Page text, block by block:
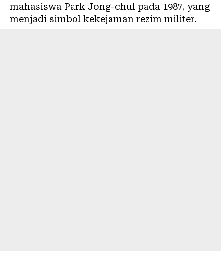
mahasiswa Park Jong-chul pada 1987, yang
menjadi simbol kekejaman rezim militer.